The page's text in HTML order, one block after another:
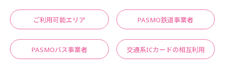
ご利用可能エリア PASMO鉄道事業者
PASMOバス事業者 交通系ICカードの相互利用